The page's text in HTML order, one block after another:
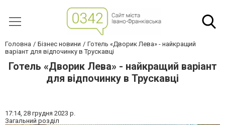
Головна Бізнес новини
Готель «Дворик Лева» - найкращий
варіант для відпочинку в Трускавці
Готель «Дворик Лева» - найкращий варіант
для відпочинку в Трускавці
17:14, 28 грудня 2023 р.
Загальний розділ